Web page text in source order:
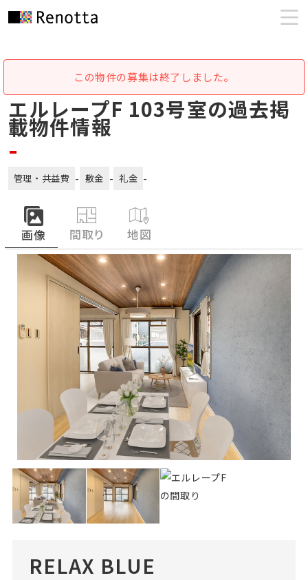
この物件の募集は終了しました。
エルレープF 103号室の過去掲
載物件情報
-
管理・共益費 - 敷金 - 礼金 -
画像 間取り 地図
RELAX BLUE